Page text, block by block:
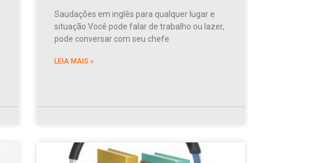
Saudações em inglês para qualquer lugar e
situação Você pode falar de trabalho ou lazer,
pode conversar com seu chefe
LEIA MAIS »